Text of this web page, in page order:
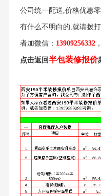
公司统一配送,价格优惠
有什么不明白的,就请拨打
者加微信： 13909256332，
点击返回半包装修报价